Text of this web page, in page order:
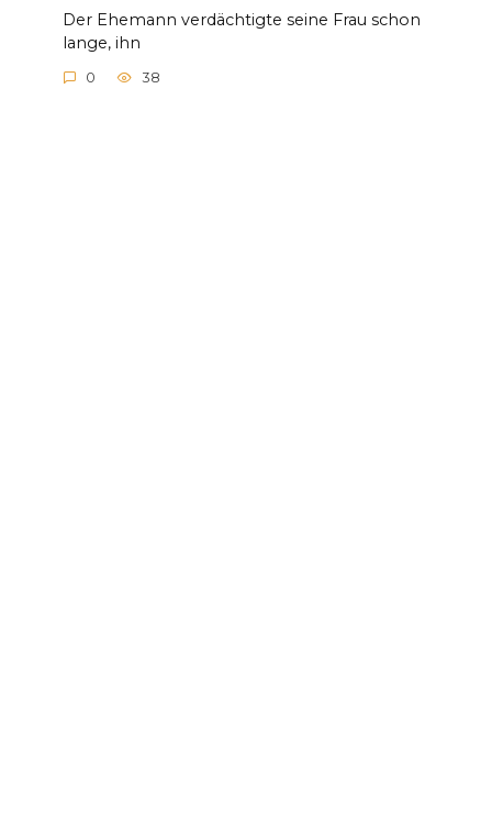
Der Ehemann verdächtigte seine Frau schon
lange, ihn
0 38